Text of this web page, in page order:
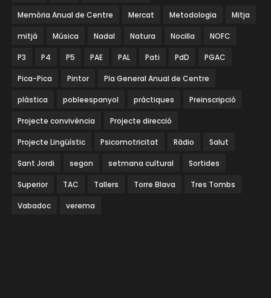
Memòria Anual de Centre Mercat Metodologia Mitja
mitjà Música Nadal Natura Nocilla NOFC
P3 P4 P5 PAE PAL Pati PdD PGAC
Pica-Pica Pintor Pla General Anual de Centre
plàstica pobleespanyol pràctiques Preinscripció
Projecte convivència Projecte direcció
Projecte Lingüístic Psicomotricitat Ràdio Salut
Sant Jordi segon setmana cultural Sortides
Superior TAC Tallers Torre Blava Tres Tombs
Vabadoc verema